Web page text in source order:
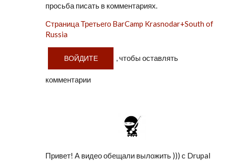
просьба писать в комментариях.
Страница Третьего BarCamp Krasnodar+South of
Russia
ВОЙДИТЕ , чтобы оставлять
комментарии
Привет! А видео обещали выложить ))) с Drupal